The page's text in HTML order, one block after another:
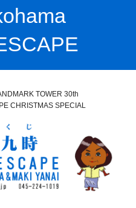
TOWER 30th
CHRISTMAS SPECIAL